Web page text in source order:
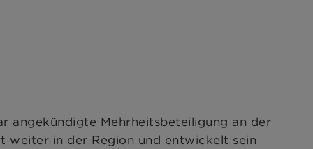
angekündigte Mehrheitsbeteiligung an der
weiter in der Region und entwickelt sein